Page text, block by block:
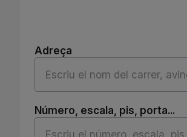
Adreça
Adreça
Número, escala, pis, porta...